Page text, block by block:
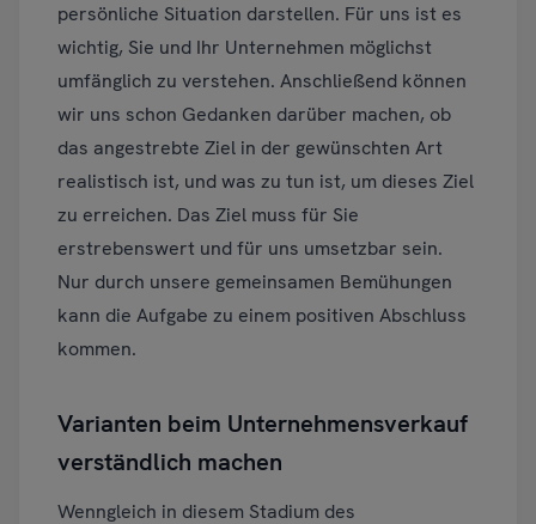
persönliche Situation darstellen. Für uns ist es
wichtig, Sie und Ihr Unternehmen möglichst
umfänglich zu verstehen. Anschließend können
wir uns schon Gedanken darüber machen, ob
das angestrebte Ziel in der gewünschten Art
realistisch ist, und was zu tun ist, um dieses Ziel
zu erreichen. Das Ziel muss für Sie
erstrebenswert und für uns umsetzbar sein.
Nur durch unsere gemeinsamen Bemühungen
kann die Aufgabe zu einem positiven Abschluss
kommen.
Varianten beim Unternehmensverkauf
verständlich machen
Wenngleich in diesem Stadium des